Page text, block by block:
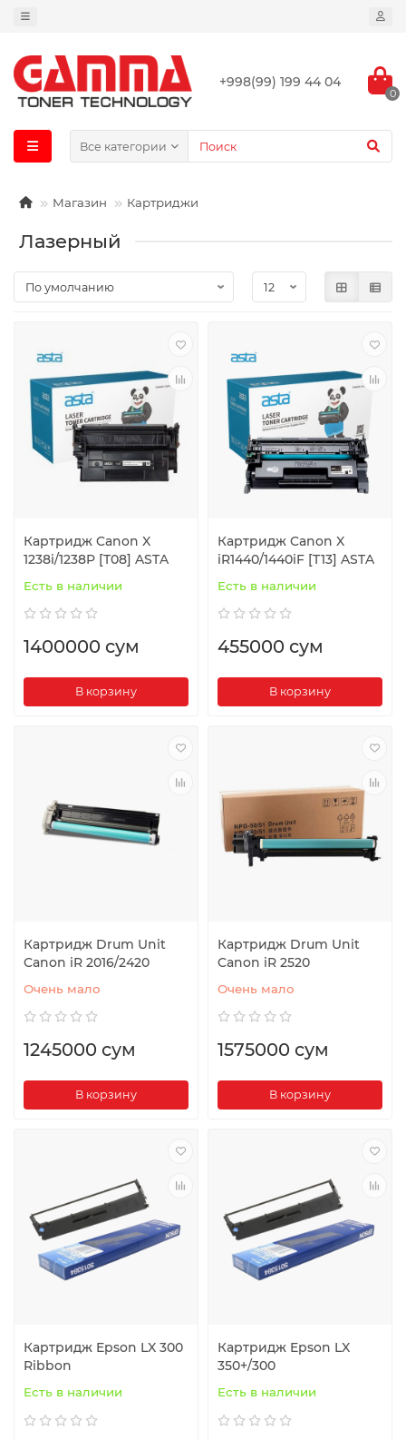
+998(99) 199 44 04
0
Все категории
Магазин Картриджи
Лазерный
Картридж Canon X
1238i/1238P [T08] ASTA
Есть в наличии
1400000 сум
В корзину
Картридж Canon X
iR1440/1440iF [T13] ASTA
Есть в наличии
455000 сум
В корзину
Картридж Drum Unit
Canon iR 2016/2420
Очень мало
1245000 сум
В корзину
Картридж Drum Unit
Canon iR 2520
Очень мало
1575000 сум
В корзину
Картридж Epson LX 300
Ribbon
Есть в наличии
Картридж Epson LX
350+/300
Есть в наличии